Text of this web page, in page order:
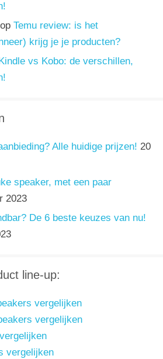
op Temu review: is het
krijg je je producten?
Kindle vs Kobo: de verschillen,
Alle huidige prijzen! 20
speaker, met een paar
2023
De 6 beste keuzes van nu!
line-up:
vergelijken
vergelijken
vergelijken